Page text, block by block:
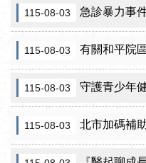
115-08-03 急診暴力事
115-08-03 有關和平院
115-08-03 守護青少年健
115-08-03 北市加碼補